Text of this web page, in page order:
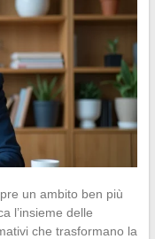
un ambito ben più
l’insieme delle
che trasformano la